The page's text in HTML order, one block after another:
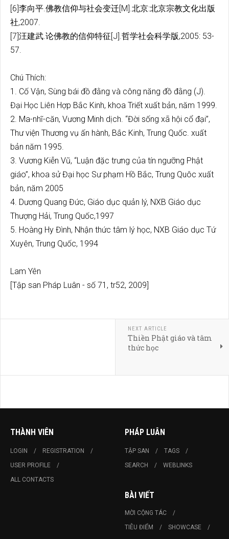
[6]李向平.佛教信仰与社会变迁[M].北京:北京宗教文化出版
社,2007.
[7]汪建武.论佛教的信仰特征[J].哲学社会科学版,2005: 53-
57.
Chú Thích:
1. Cố Vận, Sùng bái đồ đằng và công năng đồ đằng (J).
Đại Học Liên Hợp Bắc Kinh, khoa Triết xuất bản, năm 1999.
2. Ma-nhĩ-căn, Vương Minh dịch. “Đời sống xã hội cổ đại”,
Thư viện Thương vụ ấn hành, Bắc Kinh, Trung Quốc. xuất
bản năm 1995.
3. Vương Kiễn Vũ, “Luận đặc trưng của tín ngưỡng Phật
giáo”, khoa sử Đại học Sư phạm Hồ Bắc, Trung Quôc xuất
bản, năm 2005
4. Dương Quang Đức, Giáo dục quản lý, NXB Giáo dục
Thượng Hải, Trung Quốc,1997
5. Hoàng Hy Đình, Nhận thức tâm lý học, NXB Giáo dục Tứ
Xuyên, Trung Quốc, 1994
Lam Yên
[Tập san Pháp Luân - số 71, tr52, 2009]
NEXT ARTICLE
Thiền Phật giáo và tâm
thức học
THÀNH VIÊN
LOGIN
REGISTRATION
USER PROFILE
ALL CONTACTS
PHÁP LUÂN
TẬP SAN
TAGS
SEARCH
WEBLINKS
BÀI VIẾT
MỜI CỘNG TÁC
TIÊU ĐIỂM
SHOWCASE